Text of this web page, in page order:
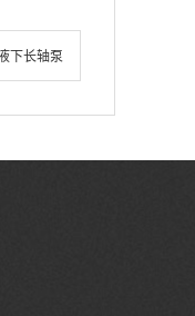
下长轴泵